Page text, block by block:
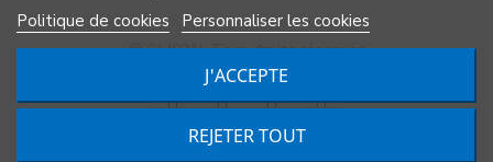
Ajouter au panier
Politique de cookies Personnaliser les cookies
REJETER TOUT
J'ACCEPTE
© SLKON. Tous droits réservés